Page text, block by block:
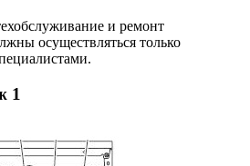
и ремонт
осуществляться только
1